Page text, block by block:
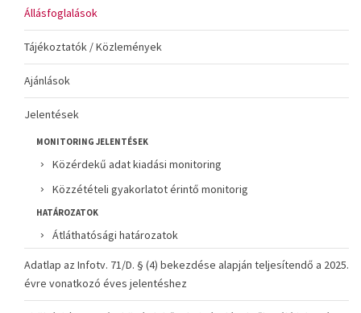
Állásfoglalások
Tájékoztatók / Közlemények
Ajánlások
Jelentések
MONITORING JELENTÉSEK
Közérdekű adat kiadási monitoring
Közzétételi gyakorlatot érintő monitorig
HATÁROZATOK
Átláthatósági határozatok
Adatlap az Infotv. 71/D. § (4) bekezdése alapján teljesítendő a 2025.
évre vonatkozó éves jelentéshez